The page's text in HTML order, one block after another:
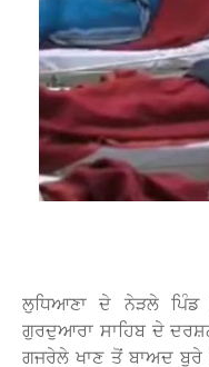
ਲੁਧਿਆਣਾ ਦੇ ਨੇੜਲੇ
ਗੁਰਦੁਆਰਾ ਸਾਹਿਬ ਦੇ
ਗਜਰੇਲੇ ਖਾਣ ਤੋਂ ਬਾਅਦ ਬੁਰੇ